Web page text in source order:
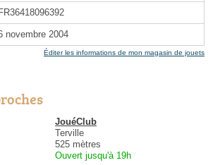
FR36418096392
novembre 2004
Éditer les informations de mon magasin de jouets
JouéClub
Terville
525 mètres
Ouvert jusqu'à 19h